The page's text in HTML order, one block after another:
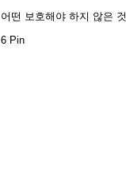
어떤 보호해야 하지 않은 것
6 Pin